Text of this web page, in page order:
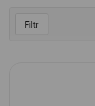
Filtr